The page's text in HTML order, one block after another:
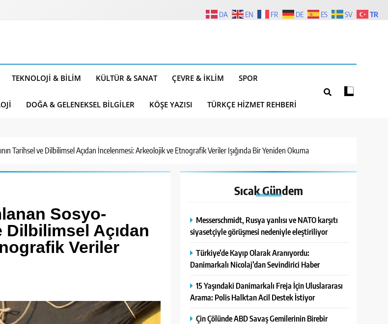
TEKNOLOJI & BILIM KÜLTÜR & SANAT ÇEVRE & İKLIM SPOR
DOĞA & GELENEKSEL BILGILER KÖŞE YAZISI TÜRKÇE HIZMET REHBERI
Tarihsel ve Dilbilimsel Açıdan İncelenmesi: Arkeolojik ve Etnografik Veriler Işığında Bir Yeniden Okuma
Sosyo-
Dilbilimsel Açıdan
Veriler
SıcakGündem
Messerschmidt, Rusya yanlısı ve NATO karşıtı
siyasetçiyle görüşmesi nedeniyle eleştiriliyor
Türkiye’de Kayıp Olarak Aranıyordu:
Danimarkalı Nicolaj’dan Sevindirici Haber
15 Yaşındaki Danimarkalı Freja İçin Uluslararası
Arama: Polis Halktan Acil Destek İstiyor
Çin Çölünde ABD Savaş Gemilerinin Birebir
DA EN FR DE ES SV TR